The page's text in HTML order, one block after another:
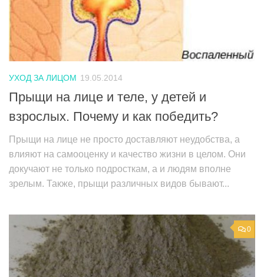
УХОД ЗА ЛИЦОМ 19.05.2014
Прыщи на лице и теле, у детей и
взрослых. Почему и как победить?
Прыщи на лице не просто доставляют неудобства, а
влияют на самооценку и качество жизни в целом. Они
докучают не только подросткам, а и людям вполне
зрелым. Также, прыщи различных видов бывают...
0